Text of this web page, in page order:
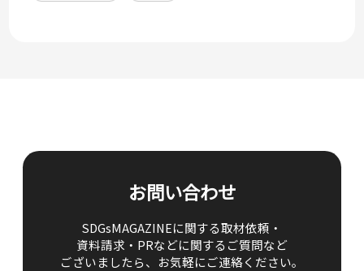
お問い合わせ
SDGsMAGAZINEに関する取材依頼・
資料請求・PRなどに関するご質問など
ございましたら、 お気軽にご連絡ください。